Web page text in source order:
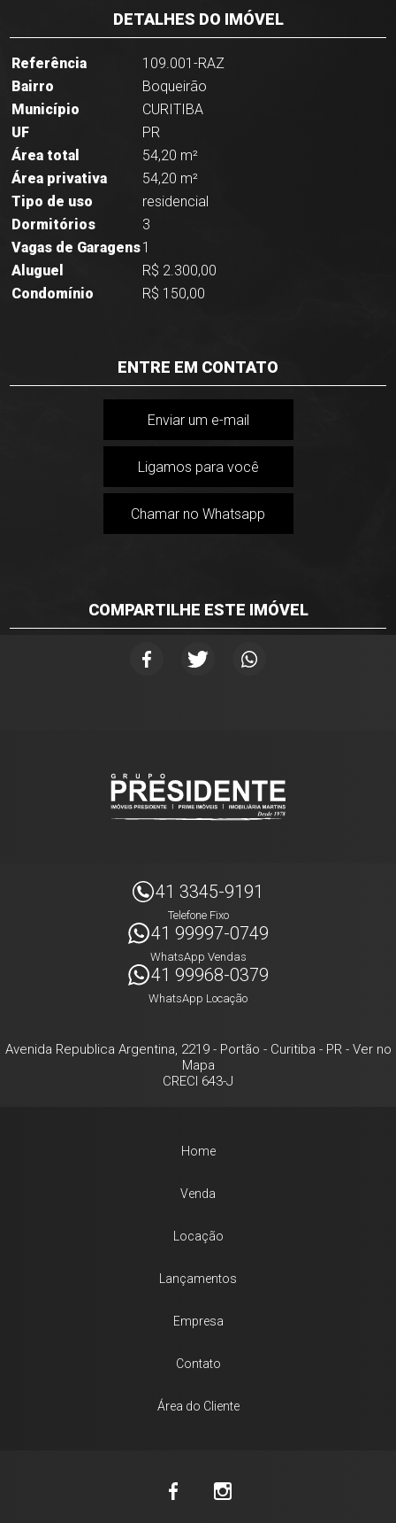
DETALHES DO IMÓVEL
Referência
109.001-RAZ
Bairro
Boqueirão
Município
CURITIBA
UF
PR
Área total
54,20 m²
Área privativa
54,20 m²
Tipo de uso
residencial
Dormitórios
3
Vagas de Garagens1
Aluguel
R$ 2.300,00
Condomínio
R$ 150,00
ENTRE EM CONTATO
Enviar um e-mail
Ligamos para você
Chamar no Whatsapp
COMPARTILHE ESTE IMÓVEL
41 3345-9191
Telefone Fixo
41 99997-0749
WhatsApp Vendas
41 99968-0379
WhatsApp Locação
Avenida Republica Argentina, 2219- Portão - Curitiba - PR- Ver no
Mapa
CRECI 643-J
Home
Venda
Locação
Lançamentos
Empresa
Contato
Área do Cliente